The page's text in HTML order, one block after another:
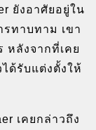
ยังอาศัยอยู่ใน
ทาบทาม เขา
หลังจากที่เคย
ด้รับแต่งตั้งให้
เคยกล่าวถึง